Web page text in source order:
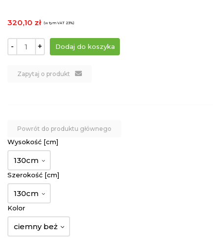
320,10 zł (w tym VAT 23%)
- +
Zapytaj o produkt
Powrót do produktu głównego
Wysokość [cm]
130cm
Szerokość [cm]
130cm
Kolor
ciemny beż